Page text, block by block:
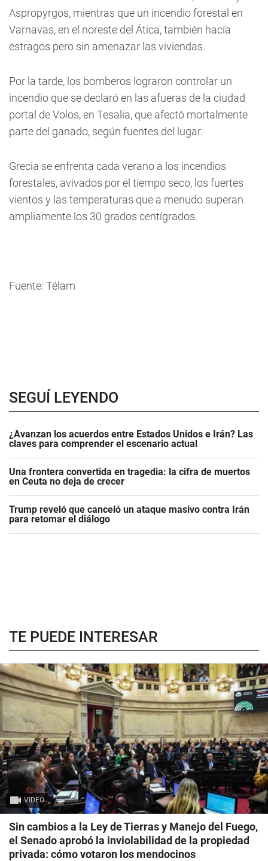
Aspropyrgos, mientras que un incendio forestal en
Varnavas, en el noreste del Ática, también hacía
estragos pero sin amenazar las viviendas.
Por la tarde, los bomberos lograron controlar un
incendio que se declaró en las afueras de la ciudad
portal de Volos, en Tesalia, que afectó mortalmente
parte del ganado, según fuentes del lugar.
Grecia se enfrenta cada verano a los incendios
forestales, avivados por el tiempo seco, los fuertes
vientos y las temperaturas que a menudo superan
ampliamente los 30 grados centígrados.
Fuente: Télam
SEGUÍ LEYENDO
¿Avanzan los acuerdos entre Estados Unidos e Irán? Las
claves para comprender el escenario actual
Una frontera convertida en tragedia: la cifra de muertos
en Ceuta no deja de crecer
Trump reveló que canceló un ataque masivo contra Irán
para retomar el diálogo
TE PUEDE INTERESAR
VIDEO
Sin cambios a la Ley de Tierras y Manejo del Fuego,
el Senado aprobó la inviolabilidad de la propiedad
privada: cómo votaron los mendocinos